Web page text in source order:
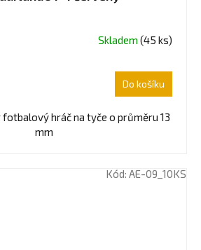
Skladem(45 ks)
Do košíku
hráč na tyče o průměru 13
mm
Kód: AE-09_10KS